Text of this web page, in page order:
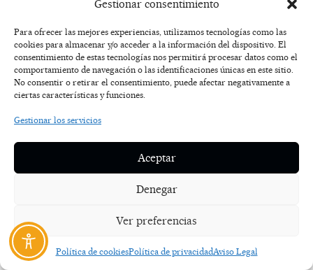
Gestionar consentimiento
Para ofrecer las mejores experiencias, utilizamos tecnologías como las
cookies para almacenar y/o acceder a la información del dispositivo. El
consentimiento de estas tecnologías nos permitirá procesar datos como el
comportamiento de navegación o las identificaciones únicas en este sitio.
No consentir o retirar el consentimiento, puede afectar negativamente a
ciertas características y funciones.
Gestionar los servicios
Aceptar
Denegar
Ver preferencias
Política de cookiesPolítica de privacidadAviso Legal
recordado
la
trayectoria
del
club
el
“Es